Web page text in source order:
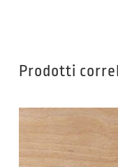
Prodotti